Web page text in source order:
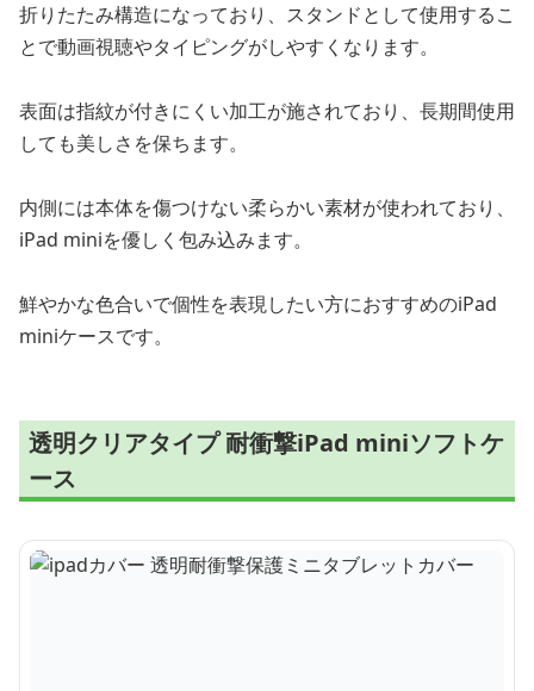
折りたたみ構造になっており、スタンドとして使用するこ
とで動画視聴やタイピングがしやすくなります。
表面は指紋が付きにくい加工が施されており、長期間使用
しても美しさを保ちます。
内側には本体を傷つけない柔らかい素材が使われており、
iPad miniを優しく包み込みます。
鮮やかな色合いで個性を表現したい方におすすめのiPad
miniケースです。
透明クリアタイプ 耐衝撃iPad miniソフトケ
ース